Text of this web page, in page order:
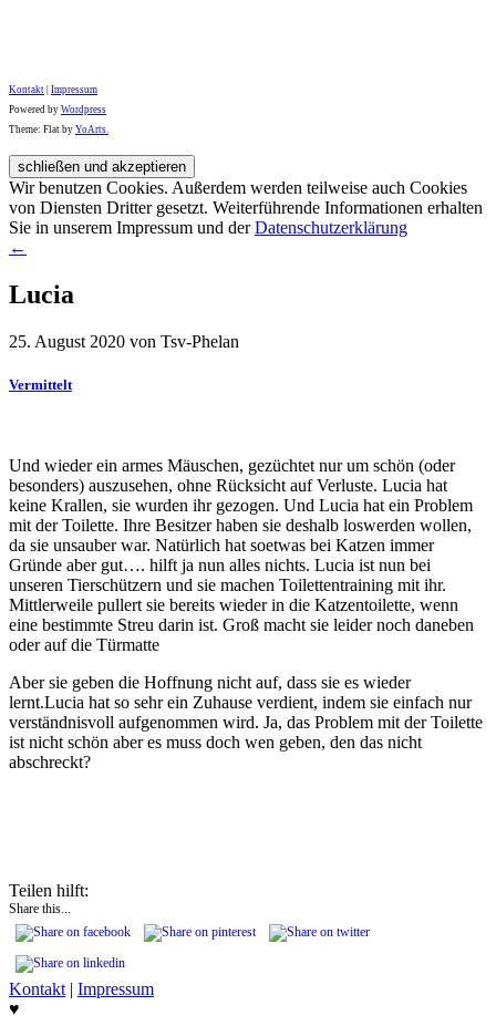
Kontakt Impressum
Powered by Wordpress
Theme: Flat by YoArts.
Wir benutzen Cookies. Außerdem werden teilweise auch Cookies
von Diensten Dritter gesetzt. Weiterführende Informationen erhalten
Sie in unserem Impressum und derDatenschutzerklärung
←
Lucia
25. August 2020 von Tsv-Phelan
Vermittelt
Und wieder ein armes Mäuschen, gezüchtet nur um schön (oder
besonders) auszusehen, ohne Rücksicht auf Verluste. Lucia hat
keine Krallen, sie wurden ihr gezogen. Und Lucia hat ein Problem
mit der Toilette. Ihre Besitzer haben sie deshalb loswerden wollen,
da sie unsauber war. Natürlich hat soetwas bei Katzen immer
Gründe aber gut…. hilft ja nun alles nichts. Lucia ist nun bei
unseren Tierschützern und sie machen Toilettentraining mit ihr.
Mittlerweile pullert sie bereits wieder in die Katzentoilette, wenn
eine bestimmte Streu darin ist. Groß macht sie leider noch daneben
oder auf die Türmatte
Aber sie geben die Hoffnung nicht auf, dass sie es wieder
lernt.Lucia hat so sehr ein Zuhause verdient, indem sie einfach nur
verständnisvoll aufgenommen wird. Ja, das Problem mit der Toilette
ist nicht schön aber es muss doch wen geben, den das nicht
abschreckt?
Teilen hilft:
Share this...
Kontakt | Impressum
♥